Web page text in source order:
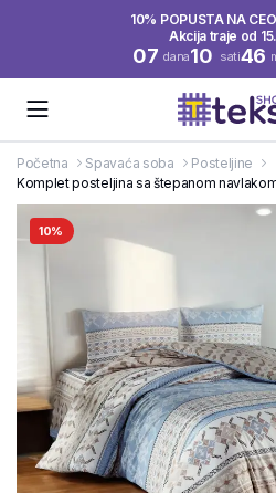
10% POPUSTA NA
Akcija traje od
07 dana10 sati46
Početna Spavaća soba
Posteljine
Komplet posteljina sa štepanom
10%